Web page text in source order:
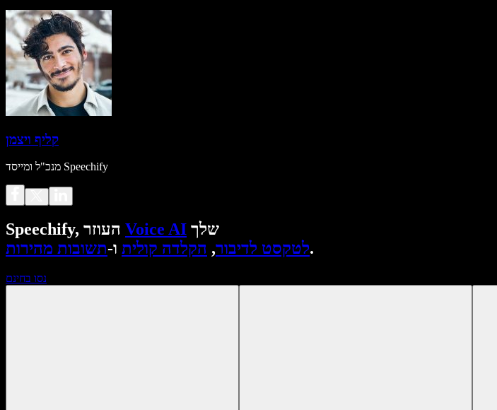
קליף ויצמן
מנכ"ל ומייסד Speechify
Voice AI שלך
לטקסט לדיבור, הקלדה קולית ו-תשובות מהירות .
נסו בחינם